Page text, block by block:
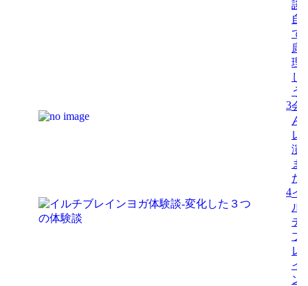
談-
自
で
康
理
し
う
3会
ん
レ
演
ま
た
4イ
ル
チ
ブ
レ
イ
ン